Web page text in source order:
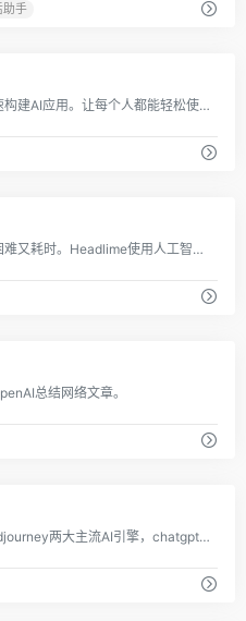
助手
无需代码，连接模型快速构建AI应用。让每个人都能轻松使用 AI，提高 10 倍生产力。
撰写有效的营销文案既困难又耗时。Headlime使用人工智能和模板使写作更快、更容易。你将花更少的时间在内容上，而花更多的时间在结果上。
总结网络文章。
同时集成ChatgGPT,Midjourney两大主流AI引擎，chatgpt响应速度极快，支持数据分析，Echarts图表展示，mijdourney调用官方接口，实时展示绘图效果